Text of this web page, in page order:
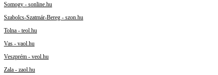
Somogy - sonline.hu
Szabolcs-Szatmár-Bereg - szon.hu
Tolna - teol.hu
Vas - vaol.hu
Veszprém - veol.hu
Zala - zaol.hu